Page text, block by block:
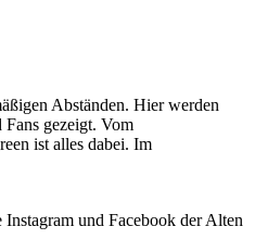
Abständen. Hier werden
gezeigt. Vom
ist alles dabei. Im